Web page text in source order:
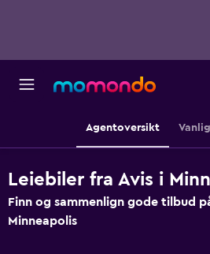
Agentoversikt
Leiebiler fra Avis i
Finn og sammenlign gode tilbud
Minneapolis